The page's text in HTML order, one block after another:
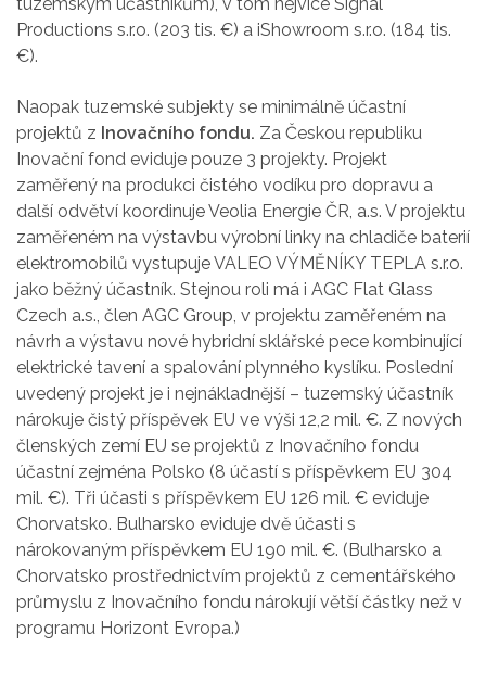
tuzemským účastníkům), v tom nejvíce Signal
Productions s.r.o. (203 tis. €) a iShowroom s.r.o. (184 tis.
€).
Naopak tuzemské subjekty se minimálně účastní
projektů z Inovačního fondu. Za Českou republiku
Inovační fond eviduje pouze 3 projekty. Projekt
zaměřený na produkci čistého vodíku pro dopravu a
další odvětví koordinuje Veolia Energie ČR, a.s. V projektu
zaměřeném na výstavbu výrobní linky na chladiče baterií
elektromobilů vystupuje VALEO VÝMĚNÍKY TEPLA s.r.o.
jako běžný účastník. Stejnou roli má i AGC Flat Glass
Czech a.s., člen AGC Group, v projektu zaměřeném na
návrh a výstavu nové hybridní sklářské pece kombinující
elektrické tavení a spalování plynného kyslíku. Poslední
uvedený projekt je i nejnákladnější – tuzemský účastník
nárokuje čistý příspěvek EU ve výši 12,2 mil. €. Z nových
členských zemí EU se projektů z Inovačního fondu
účastní zejména Polsko (8 účastí s příspěvkem EU 304
mil. €). Tři účasti s příspěvkem EU 126 mil. € eviduje
Chorvatsko. Bulharsko eviduje dvě účasti s
nárokovaným příspěvkem EU 190 mil. €. (Bulharsko a
Chorvatsko prostřednictvím projektů z cementářského
průmyslu z Inovačního fondu nárokují větší částky než v
programu Horizont Evropa.)